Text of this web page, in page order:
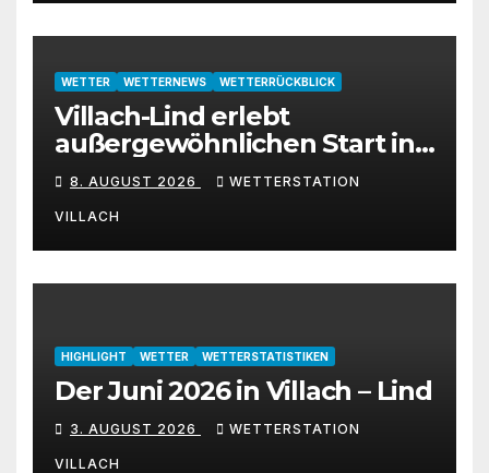
WETTER WETTERNEWS WETTERRÜCKBLICK
Villach-Lind erlebt
außergewöhnlichen Start in
den August 2026
8. AUGUST 2026 WETTERSTATION
VILLACH
HIGHLIGHT WETTER WETTERSTATISTIKEN
Der Juni 2026 in Villach – Lind
3. AUGUST 2026 WETTERSTATION
VILLACH